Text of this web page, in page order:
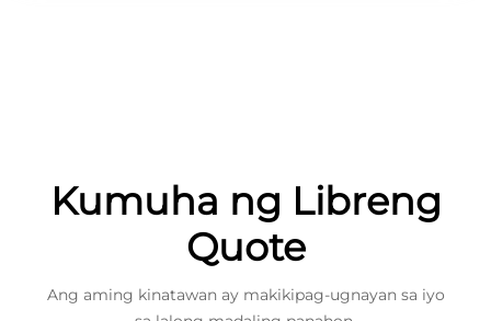
Kumuha ng Libreng
Quote
Ang aming kinatawan ay makikipag-ugnayan sa iyo